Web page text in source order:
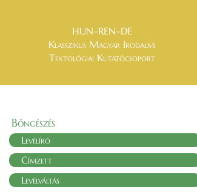
HUN–REN–DE
Klasszikus Magyar Irodalmi
Textológiai Kutatócsoport
Böngészés
Levélíró
Címzett
Levélváltás